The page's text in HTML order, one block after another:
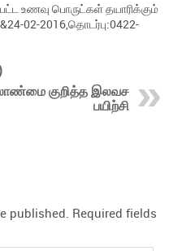
உணவு பொருட்கள் தயாரிக்கும்
02-2016,தொடர்பு:0422-
குறித்த இலவச
பயிற்சி
published. Required fields